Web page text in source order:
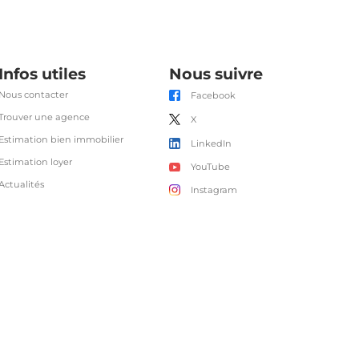
Infos utiles
Nous contacter
une agence
Estimation bien immobilier
Estimation loyer
Nous suivre
Facebook
X
LinkedIn
YouTube
Instagram